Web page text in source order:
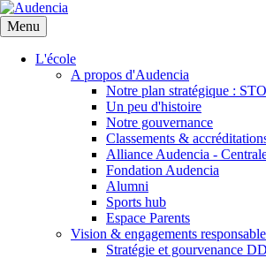
Aller
au
contenu
principal
Menu
L'école
A propos d'Audencia
Notre plan stratégique :
Un peu d'histoire
Notre gouvernance
Classements &
Alliance Audencia -
Fondation Audencia
Alumni
Sports hub
Espace Parents
Vision & engagements
Stratégie et gourvenance